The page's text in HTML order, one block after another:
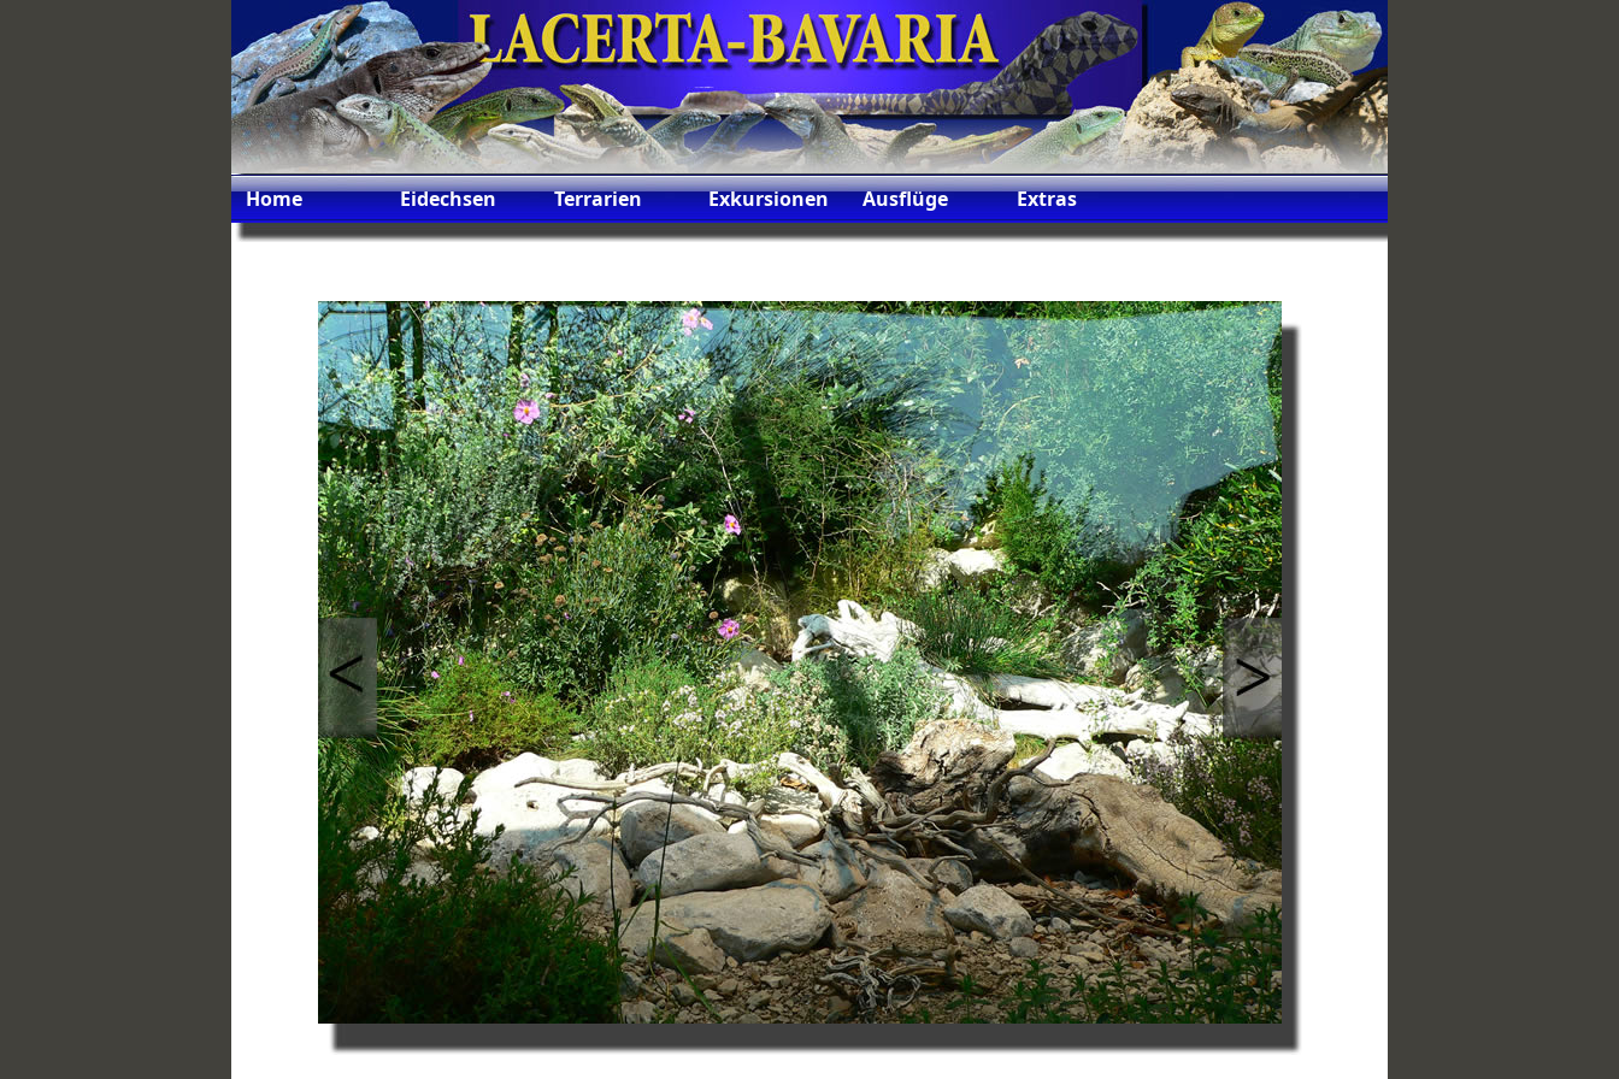
Home Eidechsen Terrarien Exkursionen Ausflüge Extras